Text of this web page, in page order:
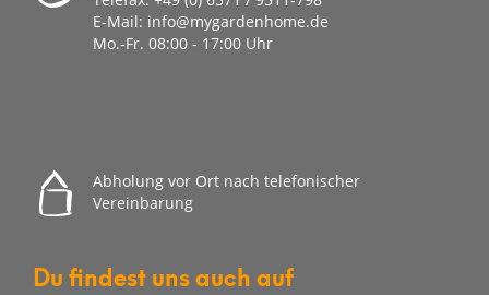
E-Mail: info@mygardenhome.de
Mo.-Fr. 08:00 - 17:00 Uhr
Abholung vor Ort nach telefonischer
Vereinbarung
Du findest uns auch auf